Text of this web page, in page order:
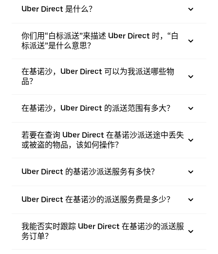
Uber Direct 是什么？
你们用“白标派送”来描述 Uber Direct 时，“白
标派送”是什么意思？
在基诺沙，Uber Direct 可以为我派送哪些物
品？
在基诺沙，Uber Direct 的派送范围有多大？
若要在查询 Uber Direct 在基诺沙派送途中丢失
或被盗的物品，该如何操作？
Uber Direct 的基诺沙派送服务有多快？
Uber Direct 在基诺沙的派送服务费是多少？
我能否实时跟踪 Uber Direct 在基诺沙的派送服
务订单？